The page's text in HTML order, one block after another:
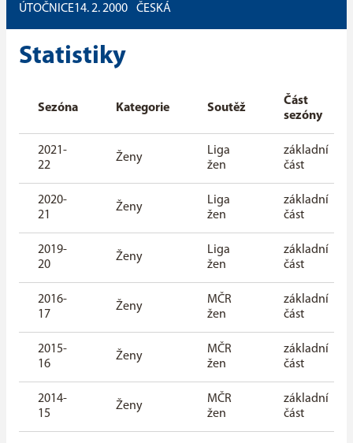
ÚTOČNICE14. 2. 2000
ČESKÁ
Statistiky
Sezóna Kategorie Soutěž
Část
sezóny
2021-
22
Ženy
Liga
žen
základní
část
2020-
21
Ženy
Liga
žen
základní
část
2019-
20
Ženy
Liga
žen
základní
část
2016-
17
Ženy
MČR
žen
základní
část
2015-
16
Ženy
MČR
žen
základní
část
2014-
15
Ženy
MČR
žen
základní
část